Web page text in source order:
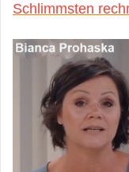
Schlimmsten